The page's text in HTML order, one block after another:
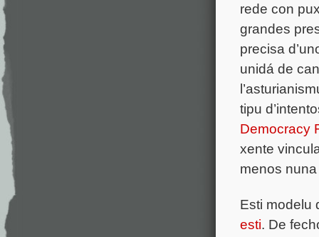
rede con
grandes
precisa
unidá de
tipu
Democracy
xente
menos
Esti modelu
esti. De